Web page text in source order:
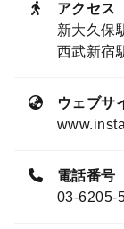
アクセス
新大久保
西武新宿
ウェブサ
電話番号
03-6205-